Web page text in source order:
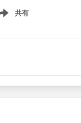
共有
menu